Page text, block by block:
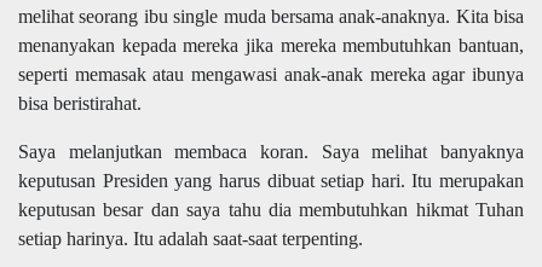
melihat seorang ibu single muda bersama anak-anaknya. Kita bisa
menanyakan kepada mereka jika mereka membutuhkan bantuan,
seperti memasak atau mengawasi anak-anak mereka agar ibunya
bisa beristirahat.
Saya melanjutkan membaca koran. Saya melihat banyaknya
keputusan Presiden yang harus dibuat setiap hari. Itu merupakan
keputusan besar dan saya tahu dia membutuhkan hikmat Tuhan
setiap harinya. Itu adalah saat-saat terpenting.